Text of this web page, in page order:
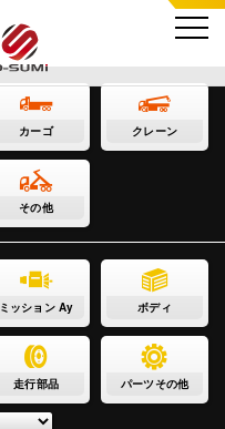
カーゴ クレーン
その他
ミッション Ay ボディ
走行部品 パーツその他